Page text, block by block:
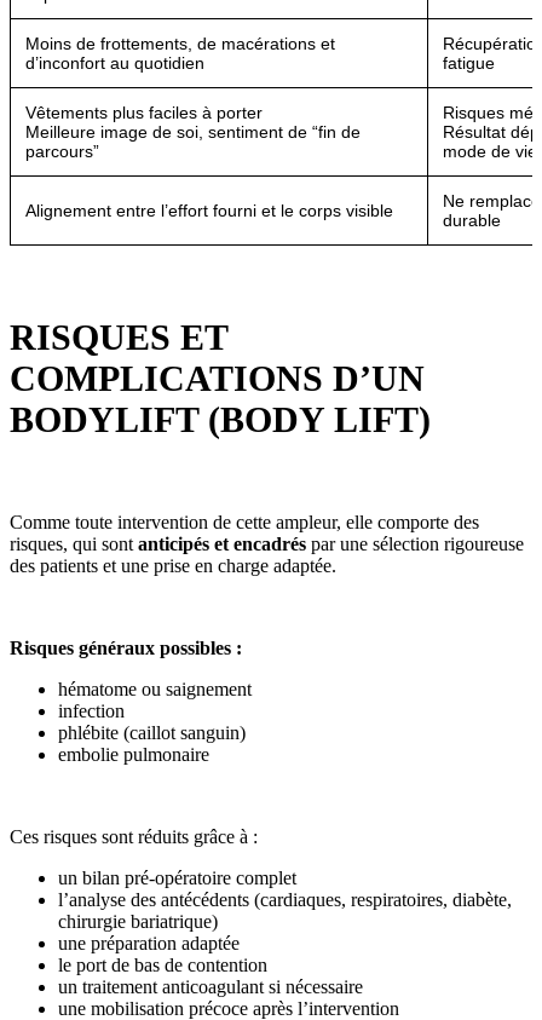
Moins de frottements, de macérations et
d’inconfort au quotidien
fatigue
Vêtements plus faciles à porter
Meilleure image de soi, sentiment de “fin de
parcours”
Risques
Résultat
mode de vie
Alignement entre l’effort fourni et le corps visible
Ne
durable
RISQUES ET
COMPLICATIONS D’UN
BODYLIFT (BODY LIFT)
Comme toute intervention de cette ampleur, elle comporte des
risques, qui sont anticipés et encadrés par une sélection rigoureuse
des patients et une prise en charge adaptée.
Risques généraux possibles :
hématome ou saignement
infection
phlébite (caillot sanguin)
embolie pulmonaire
Ces risques sont réduits grâce à :
un bilan pré-opératoire complet
l’analyse des antécédents (cardiaques, respiratoires, diabète,
chirurgie bariatrique)
une préparation adaptée
le port de bas de contention
un traitement anticoagulant si nécessaire
une mobilisation précoce après l’intervention